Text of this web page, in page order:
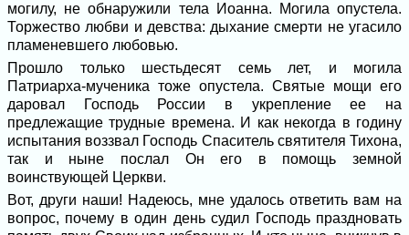
могилу, не обнаружили тела Иоанна. Могила опустела.
Торжество любви и девства: дыхание смерти не уга­сило
пламеневшего любовью.
Прошло только шестьдесят семь лет, и могила
Патриарха-мученика тоже опусте­ла. Святые мощи его
даровал Господь Рос­сии в укрепление ее на
предлежащие труд­ные времена. И как некогда в годину
испытания воззвал Господь Спаситель свя­тителя Тихона,
так и ныне послал Он его в помощь земной
воинствующей Церкви.
Вот, други наши! Надеюсь, мне уда­лось ответить вам на
вопрос, почему в один день судил Господь праздновать